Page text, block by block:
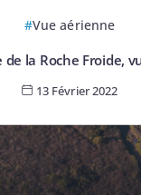
Vue aérienne
de la Roche Froide,
13 Février 2022